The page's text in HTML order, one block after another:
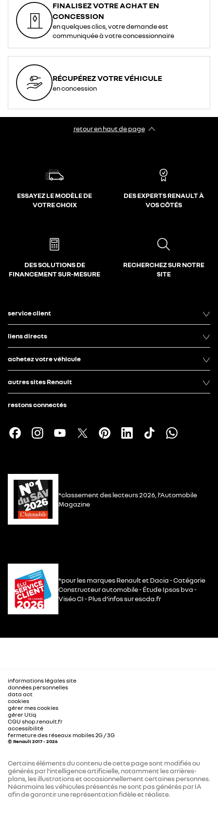
FINALISEZ VOTRE ACHAT EN
CONCESSION
en quelques clics, votre demande est
communiquée à votre concessionnaire
RÉCUPÉREZ VOTRE VÉHICULE
en concession
retour en haut de page​
ESSAYEZ LE MODÈLE DE
VOTRE CHOIX
DES EXPERTS RENAULT À
VOS CÔTÉS
DES SOLUTIONS DE
FINANCEMENT SUR-MESURE
RECHERCHEZ SUR NOTRE
SITE
service client
liens directs
achetez votre véhicule
autres sites Renault
restons connectés
*classement des lecteurs 2026, l’Automobile
Magazine
*pour les marques Renault et Dacia - Catégorie
Constructeur automobile - Étude Ipsos bva -
Viséo CI - Plus d’infos sur escda.fr
informations légales site
données personnelles
data act
cookies
gérer mes cookies
gérer Utiq
CGU shop.renault.fr
accessibilité
fermeture des réseaux mobiles 2G / 3G
© Renault 2017 - 2026
Certains éléments du contenu de cette page sont modifiés ou
générés par l'intelligence artificielle, notamment les arrières-
plans, les illustrations et occasionnellement certaines personnes.
Néanmoins les véhicules présentés ne sont pas générés par IA
afin de garantir une représentation fidèle et réaliste.